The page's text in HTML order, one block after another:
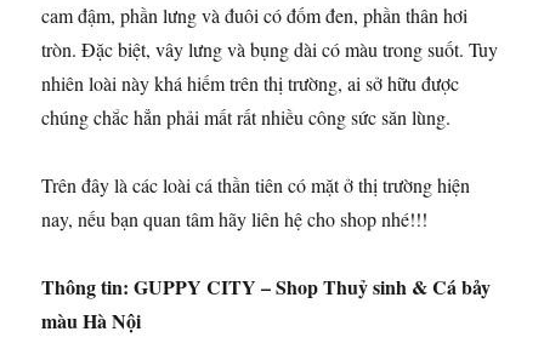
cam đậm, phần lưng và đuôi có đốm đen, phần thân hơi
tròn. Đặc biệt, vây lưng và bụng dài có màu trong suốt. Tuy
nhiên loài này khá hiếm trên thị trường, ai sở hữu được
chúng chắc hẳn phải mất rất nhiều công sức săn lùng.
Trên đây là các loài cá thần tiên có mặt ở thị trường hiện
nay, nếu bạn quan tâm hãy liên hệ cho shop nhé!!!
Thông tin: GUPPY CITY – Shop Thuỷ sinh & Cá bảy
màu Hà Nội